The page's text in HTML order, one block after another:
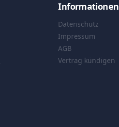
Informationen
Datenschutz
Impressum
AGB
Vertrag kündigen